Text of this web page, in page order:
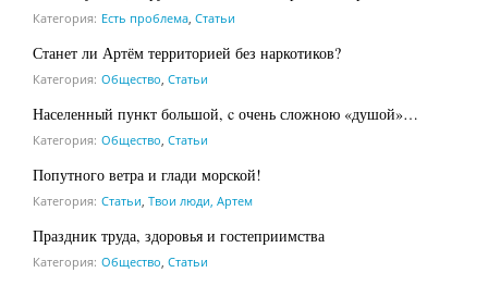
Категория: Есть проблема, Статьи
Станет ли Артём территорией без наркотиков?
Категория: Общество, Статьи
Населенный пункт большой, c очень сложною «душой»…
Категория: Общество, Статьи
Попутного ветра и глади морской!
Категория: Статьи, Твои люди, Артем
Праздник труда, здоровья и гостеприимства
Категория: Общество, Статьи